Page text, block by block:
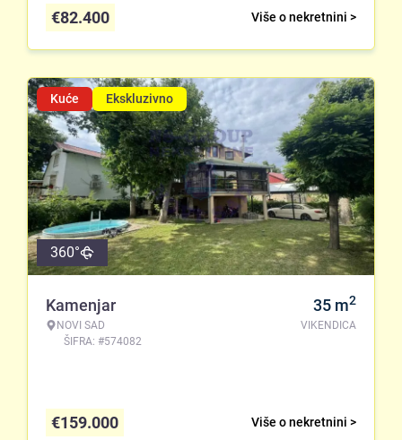
Više o nekretnini >
€82.400
Kuće Ekskluzivno
360°
Kamenjar
NOVI SAD
ŠIFRA: #574082
35 m2
VIKENDICA
Više o nekretnini >
€159.000